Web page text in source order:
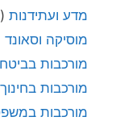
מדע ועתידנות (135)
מוסיקה וסאונד
מורכבות
מורכבות בחינוך
מורכבות